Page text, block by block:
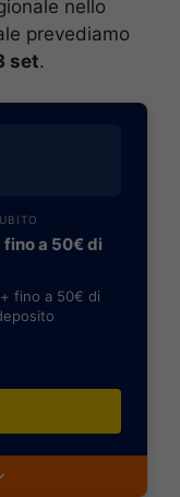
nello
prevediamo
set.
fino a 50€ di
fino a 50€ di